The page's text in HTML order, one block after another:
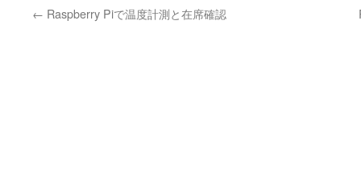
← Raspberry Piで温度計測と在席確認